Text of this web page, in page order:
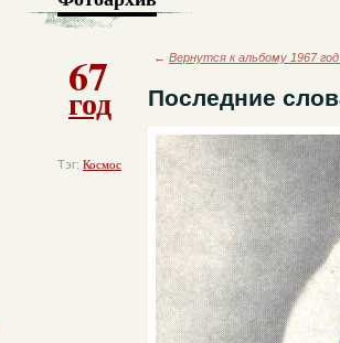
67
год
Тэг: Космос
← Вернутся к альбому 1967 год
Последние